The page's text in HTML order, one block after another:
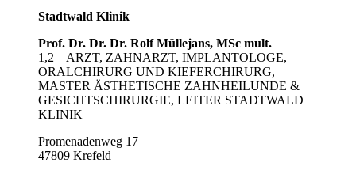
Stadtwald Klinik
Prof. Dr. Dr. Dr. Rolf Müllejans, MSc mult.
1,2 – ARZT, ZAHNARZT, IMPLANTOLOGE,
ORALCHIRURG UND KIEFERCHIRURG,
MASTER ÄSTHETISCHE ZAHNHEILUNDE &
GESICHTSCHIRURGIE, LEITER STADTWALD
KLINIK
Promenadenweg 17
47809 Krefeld